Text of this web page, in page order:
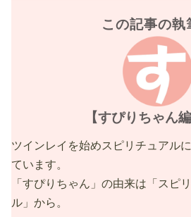
この記事の執
【すぴりちゃん
ツインレイを始めスピリチュアル
ています。
「すぴりちゃん」の由来は「スピ
ル」から。